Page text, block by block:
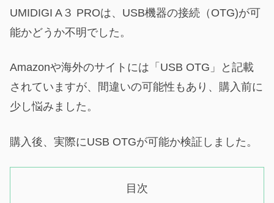
UMIDIGI A３ PROは、USB機器の接続（OTG)が可
能かどうか不明でした。
Amazonや海外のサイトには「USB OTG」と記載
されていますが、間違いの可能性もあり、購入前に
少し悩みました。
購入後、実際にUSB OTGが可能か検証しました。
目次